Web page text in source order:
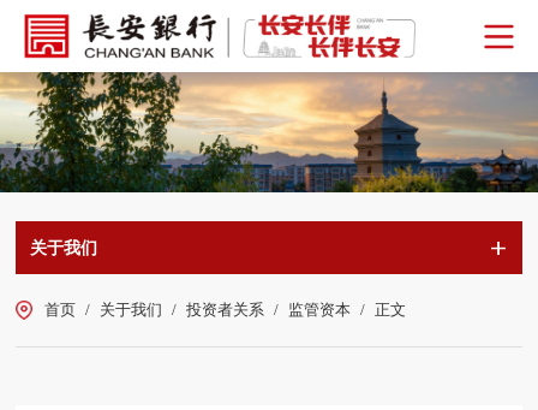
关于我们
首页 / 关于我们 / 投资者关系 / 监管资本 / 正文